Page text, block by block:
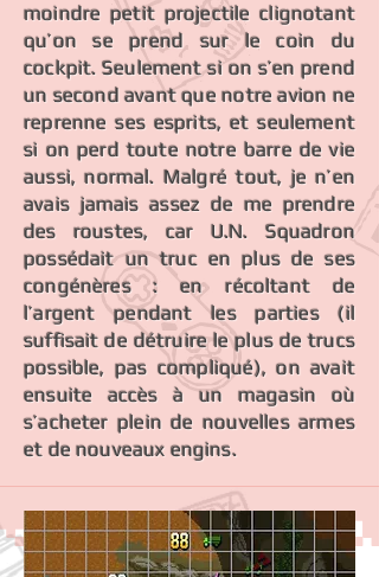
moindre petit projectile clignotant
qu’on se prend sur le coin du
cockpit. Seulement si on s’en prend
un second avant que notre avion ne
reprenne ses esprits, et seulement
si on perd toute notre barre de vie
aussi, normal. Malgré tout, je n’en
avais jamais assez de me prendre
des roustes, car U.N. Squadron
possédait un truc en plus de ses
congénères : en récoltant de
l’argent pendant les parties (il
suffisait de détruire le plus de trucs
possible, pas compliqué), on avait
ensuite accès à un magasin où
s’acheter plein de nouvelles armes
et de nouveaux engins.